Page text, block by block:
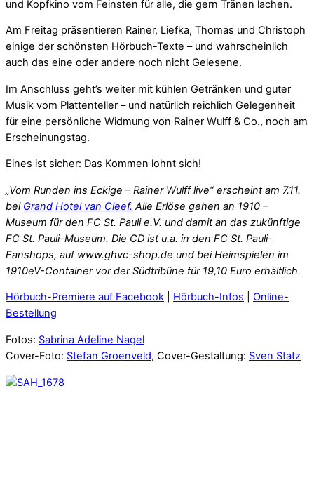
und Kopfkino vom Feinsten für alle, die gern Tränen lachen.
Am Freitag präsentieren Rainer, Liefka, Thomas und Christoph
einige der schönsten Hörbuch-Texte – und wahrscheinlich
auch das eine oder andere noch nicht Gelesene.
Im Anschluss geht’s weiter mit kühlen Getränken und guter
Musik vom Plattenteller – und natürlich reichlich Gelegenheit
für eine persönliche Widmung von Rainer Wulff & Co., noch am
Erscheinungstag.
Eines ist sicher: Das Kommen lohnt sich!
„Vom Runden ins Eckige – Rainer Wulff live“ erscheint am 7.11.
bei Grand Hotel van Cleef. Alle Erlöse gehen an 1910 –
Museum für den FC St. Pauli e.V. und damit an das zukünftige
FC St. Pauli-Museum. Die CD ist u.a. in den FC St. Pauli-
Fanshops, auf www.ghvc-shop.de und bei Heimspielen im
1910eV-Container vor der Südtribüne für 19,10 Euro erhältlich.
Hörbuch-Premiere auf Facebook Hörbuch-Infos
Online-
Bestellung
Fotos: Sabrina Adeline Nagel
Cover-Foto: Stefan Groenveld, Cover-Gestaltung: Sven Statz